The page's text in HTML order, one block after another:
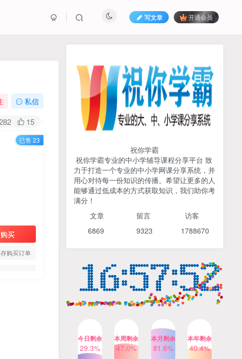
写文章 开通会员
私信
15
买
购买订单
已售 23
713人已阅读
初中《中学教材全解》2025-2026七八九
TOP1
2026版《浙大优辅》数学公
式定理导引（小学+初中+高
中全套）PDF
3个月前 497人已阅读
TOP2
（分龄版/年龄阶段分类）
4个月前 486人已阅读
3个月前 420人已阅读
清华帅爸数学思维（抖音）|
小学+初中课程视频合集
TOP5
乐乐课堂小学奥数1-6年级
动画课程715集+配套练习册
高清PDF
6个月前 412人已阅读
祝你学霸
祝你学霸专业的中小学辅导课程分享平台 致
力于打造一个专业的中小学网课分享系统，并
用心对待每一份知识的传播。希望让更多的人
能够通过低成本的方式获取知识，我们助你考
满分！
文章 留言 访客
6869 9323 1788670
今日剩余
29.3%
本周剩余
47.0%
本月剩余
81.6%
本年剩余
40.4%